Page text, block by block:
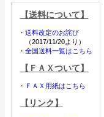
【送料について】
・ 送料改定のお詫び
（2017/11/20より）
・ 全国送料一覧はこちら
【ＦＡＸついて】
・ ＦＡＸ用紙はこちら
【リンク】